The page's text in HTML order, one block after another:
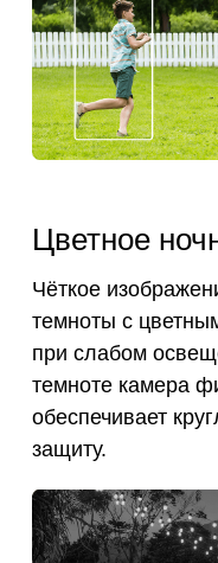
Цветное
Чёткое
темноты с
при слабом
темноте камера
обеспечивает
защиту.